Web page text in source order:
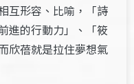
互形容、比喻，「詩
進的行動力」、「筱
欣蓓就是拉住夢想氣